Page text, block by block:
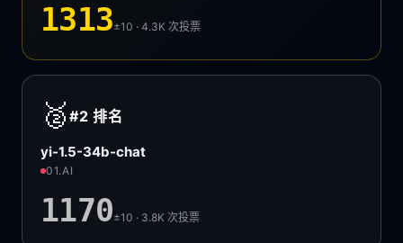
1313±10 · 4.3K次投票
🥈 #2排名
yi-1.5-34b-chat
01.AI
1170±10 · 3.8K次投票